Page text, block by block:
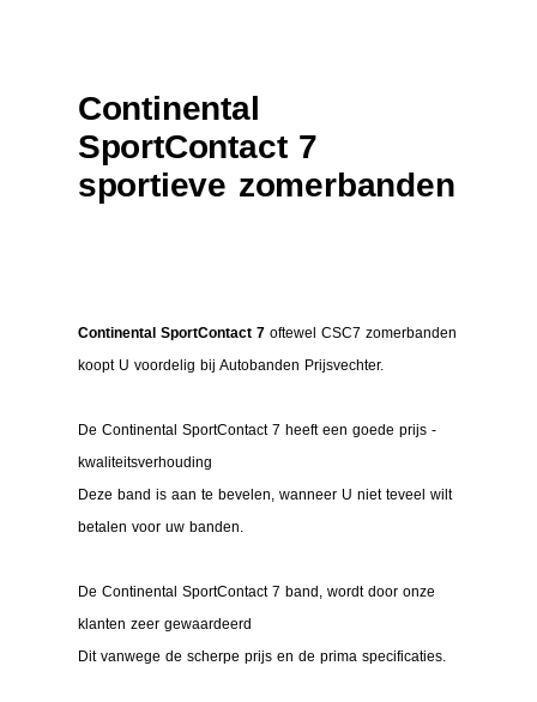
Continental
SportContact 7
sportieve zomerbanden
Continental SportContact 7oftewel CSC7 zomerbanden
koopt U voordelig bij Autobanden Prijsvechter.
De Continental SportContact 7 heeft een goede prijs -
kwaliteitsverhouding
Deze band is aan te bevelen, wanneer U niet teveel wilt
betalen voor uw banden.
De Continental SportContact 7 band, wordt door onze
klanten zeer gewaardeerd
Dit vanwege de scherpe prijs en de prima specificaties.